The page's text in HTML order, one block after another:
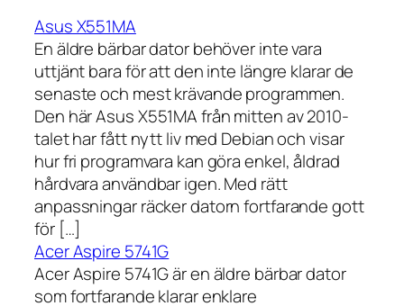
Asus X551MA
En äldre bärbar dator behöver inte vara
uttjänt bara för att den inte längre klarar de
senaste och mest krävande programmen.
Den här Asus X551MA från mitten av 2010-
talet har fått nytt liv med Debian och visar
hur fri programvara kan göra enkel, åldrad
hårdvara användbar igen. Med rätt
anpassningar räcker datorn fortfarande gott
för […]
Acer Aspire 5741G
Acer Aspire 5741G är en äldre bärbar dator
som fortfarande klarar enklare